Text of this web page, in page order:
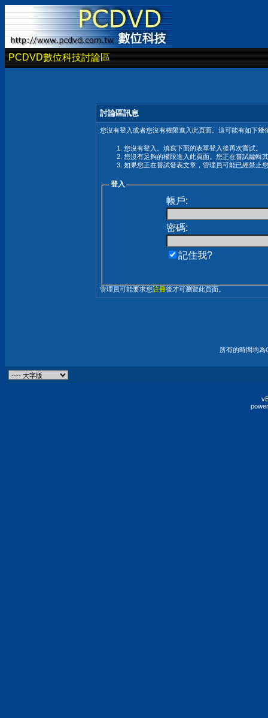
PCDVD數位科技討論區
討論區訊息
您沒有登入或者您沒有權限進入此頁面。這可能有如下幾
您沒有登入。填寫下面的表單登入後再次嘗試。
您沒有足夠的權限進入此頁面。您正在嘗試編輯
如果您正在嘗試發表文章，管理員可能已經禁止
登入
帳戶:
密碼:
記住我?
管理員可能要求您註冊後才可瀏覽此頁面。
所有的時間均為